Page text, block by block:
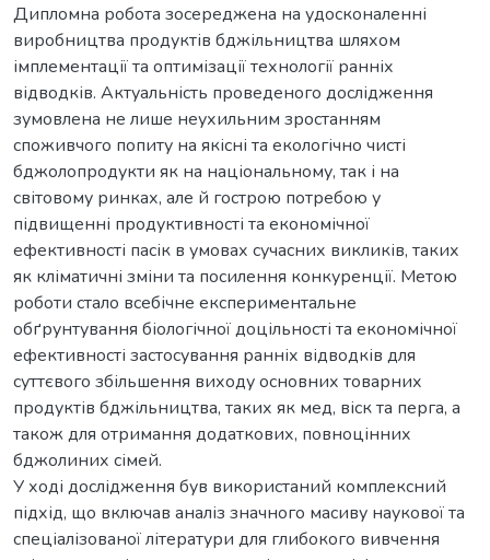
Дипломна робота зосереджена на удосконаленні
виробництва продуктів бджільництва шляхом
імплементації та оптимізації технології ранніх
відводків. Актуальність проведеного дослідження
зумовлена не лише неухильним зростанням
споживчого попиту на якісні та екологічно чисті
бджолопродукти як на національному, так і на
світовому ринках, але й гострою потребою у
підвищенні продуктивності та економічної
ефективності пасік в умовах сучасних викликів, таких
як кліматичні зміни та посилення конкуренції. Метою
роботи стало всебічне експериментальне
обґрунтування біологічної доцільності та економічної
ефективності застосування ранніх відводків для
суттєвого збільшення виходу основних товарних
продуктів бджільництва, таких як мед, віск та перга, а
також для отримання додаткових, повноцінних
бджолиних сімей.
У ході дослідження був використаний комплексний
підхід, що включав аналіз значного масиву наукової та
спеціалізованої літератури для глибокого вивчення